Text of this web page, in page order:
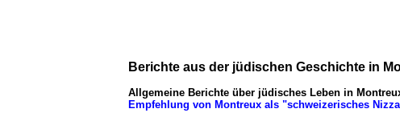
Berichte aus der jüdischen Geschichte in
Allgemeine Berichte über jüdisches Leben in
Empfehlung von Montreux als "schweizerisches